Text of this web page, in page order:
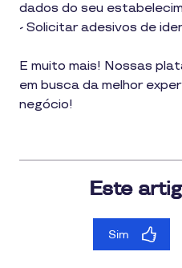
dados do seu
- Solicitar adesivos de
E muito mais! Nossas
em busca da melhor
negócio!